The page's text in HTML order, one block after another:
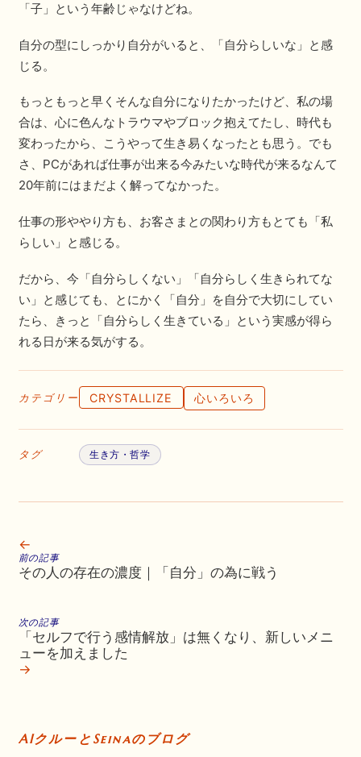
「子」という年齢じゃなけどね。
自分の型にしっかり自分がいると、「自分らしいな」と感
じる。
もっともっと早くそんな自分になりたかったけど、私の場
合は、心に色んなトラウマやブロック抱えてたし、時代も
変わったから、こうやって生き易くなったとも思う。でも
さ、PCがあれば仕事が出来る今みたいな時代が来るなんて
20年前にはまだよく解ってなかった。
仕事の形ややり方も、お客さまとの関わり方もとても「私
らしい」と感じる。
だから、今「自分らしくない」「自分らしく生きられてな
い」と感じても、とにかく「自分」を自分で大切にしてい
たら、きっと「自分らしく生きている」という実感が得ら
れる日が来る気がする。
カテゴリー CRYSTALLIZE 心いろいろ
タグ 生き方・哲学
←
前の記事
その人の存在の濃度｜「自分」の為に戦う
次の記事
「セルフで行う感情解放」は無くなり、新しいメニ
ューを加えました
→
AIクルーとSeinaのブログ